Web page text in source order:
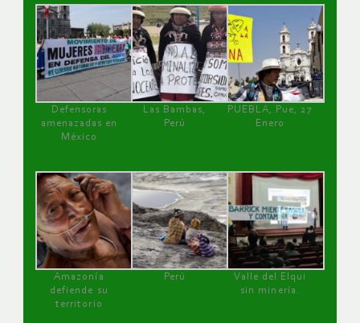
Defensoras
amenazadas en
México
Las Bambas,
Perú
PUEBLA, Pue, 27
Enero
Amazonía
defiende su
territorio
Perú
Valle del Elqui
sin minería.